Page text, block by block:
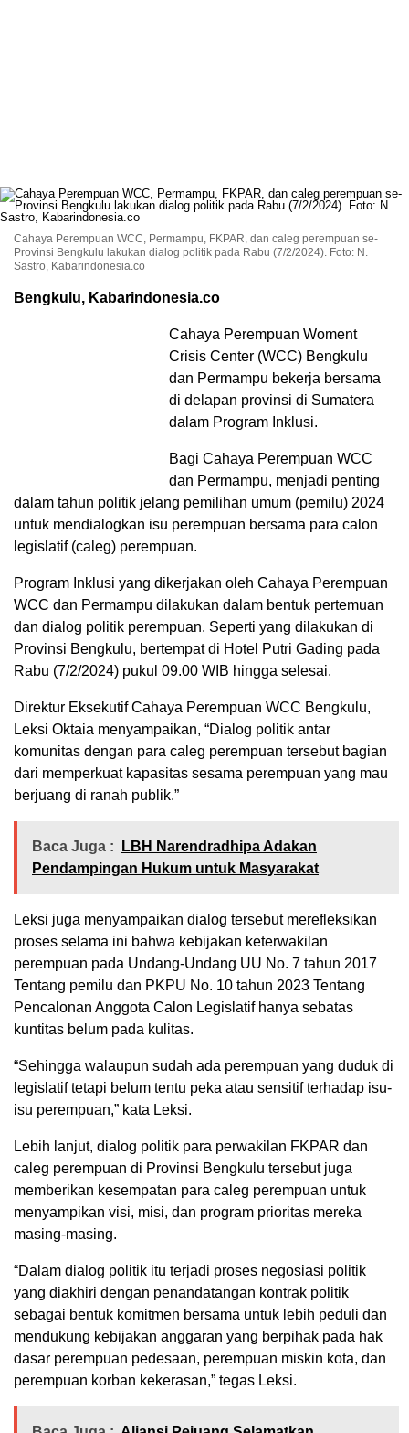
Cahaya Perempuan WCC, Permampu, FKPAR, dan caleg perempuan se-
Provinsi Bengkulu lakukan dialog politik pada Rabu (7/2/2024). Foto: N.
Sastro, Kabarindonesia.co
Bengkulu, Kabarindonesia.co
Cahaya Perempuan Woment
Crisis Center (WCC) Bengkulu
dan Permampu bekerja bersama
di delapan provinsi di Sumatera
dalam Program Inklusi.
Bagi Cahaya Perempuan WCC
dan Permampu, menjadi penting
dalam tahun politik jelang pemilihan umum (pemilu) 2024
untuk mendialogkan isu perempuan bersama para calon
legislatif (caleg) perempuan.
Program Inklusi yang dikerjakan oleh Cahaya Perempuan
WCC dan Permampu dilakukan dalam bentuk pertemuan
dan dialog politik perempuan. Seperti yang dilakukan di
Provinsi Bengkulu, bertempat di Hotel Putri Gading pada
Rabu (7/2/2024) pukul 09.00 WIB hingga selesai.
Direktur Eksekutif Cahaya Perempuan WCC Bengkulu,
Leksi Oktaia menyampaikan, “Dialog politik antar
komunitas dengan para caleg perempuan tersebut bagian
dari memperkuat kapasitas sesama perempuan yang mau
berjuang di ranah publik.”
Baca Juga :
LBH Narendradhipa Adakan
Pendampingan Hukum untuk Masyarakat
Leksi juga menyampaikan dialog tersebut merefleksikan
proses selama ini bahwa kebijakan keterwakilan
perempuan pada Undang-Undang UU No. 7 tahun 2017
Tentang pemilu dan PKPU No. 10 tahun 2023 Tentang
Pencalonan Anggota Calon Legislatif hanya sebatas
kuntitas belum pada kulitas.
“Sehingga walaupun sudah ada perempuan yang duduk di
legislatif tetapi belum tentu peka atau sensitif terhadap isu-
isu perempuan,” kata Leksi.
Lebih lanjut, dialog politik para perwakilan FKPAR dan
caleg perempuan di Provinsi Bengkulu tersebut juga
memberikan kesempatan para caleg perempuan untuk
menyampikan visi, misi, dan program prioritas mereka
masing-masing.
“Dalam dialog politik itu terjadi proses negosiasi politik
yang diakhiri dengan penandatangan kontrak politik
sebagai bentuk komitmen bersama untuk lebih peduli dan
mendukung kebijakan anggaran yang berpihak pada hak
dasar perempuan pedesaan, perempuan miskin kota, dan
perempuan korban kekerasan,” tegas Leksi.